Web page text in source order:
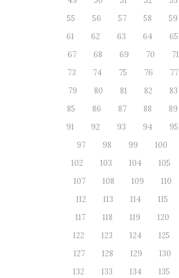
55
56 57 58 59
61
62 63 64 65
67
68 69 70 71
73
74 75 76 77
79
80 81 82 83
85
86 87 88 89
91
92 93 94 95
97
98 99 100
102
103 104 105
107
108 109 110
112
113 114 115
117
118 119 120
122
123 124 125
127
128 129 130
132
133 134 135